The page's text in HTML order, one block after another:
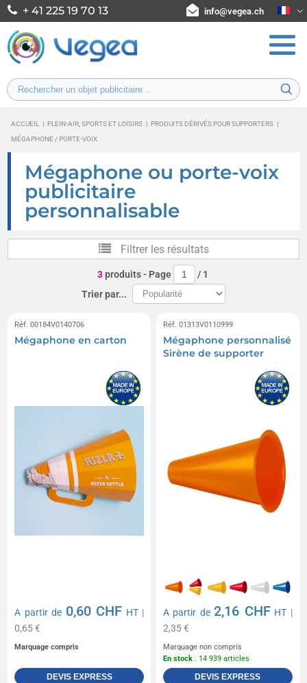
+ 41 225 19 70 13 info@vegea.ch
ACCUEIL | PLEIN-AIR, SPORTS ET LOISIRS | PRODUITS DÉRIVÉS POUR SUPPORTERS |
MÉGAPHONE / PORTE-VOIX
Mégaphone ou porte-voix
publicitaire
personnalisable
Filtrer les résultats
3produits- Page / 1
Trier par...
Réf. 00184V0140706
Mégaphone en carton
A partir de 0,60 CHF HT|
0,65 €
Marquage compris
DEVIS EXPRESS
Réf. 01313V0110999
Mégaphone personnalisé
Sirène de supporter
A partir de2,16 CHF HT |
2,35 €
Marquage non compris
En stock : 14 939 articles
DEVIS EXPRESS